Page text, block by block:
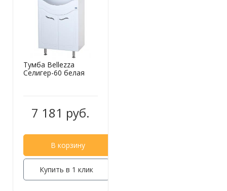
Тумба Bellezza
Селигер-60 белая
7 181 руб.
В корзину
Купить в 1 клик